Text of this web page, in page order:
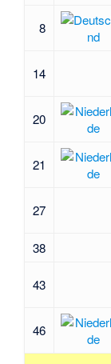
8
14
20
21
27
38
43
46